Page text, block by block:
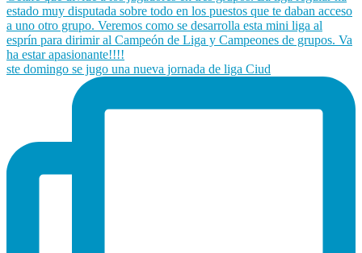
ste domingo se jugo una nueva jornada de liga Ciud